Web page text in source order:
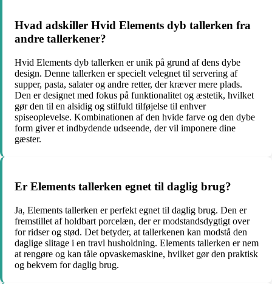
Hvad adskiller Hvid Elements dyb tallerken fra
andre tallerkener?
Hvid Elements dyb tallerken er unik på grund af dens dybe
design. Denne tallerken er specielt velegnet til servering af
supper, pasta, salater og andre retter, der kræver mere plads.
Den er designet med fokus på funktionalitet og æstetik, hvilket
gør den til en alsidig og stilfuld tilføjelse til enhver
spiseoplevelse. Kombinationen af den hvide farve og den dybe
form giver et indbydende udseende, der vil imponere dine
gæster.
Er Elements tallerken egnet til daglig brug?
Ja, Elements tallerken er perfekt egnet til daglig brug. Den er
fremstillet af holdbart porcelæn, der er modstandsdygtigt over
for ridser og stød. Det betyder, at tallerkenen kan modstå den
daglige slitage i en travl husholdning. Elements tallerken er nem
at rengøre og kan tåle opvaskemaskine, hvilket gør den praktisk
og bekvem for daglig brug.